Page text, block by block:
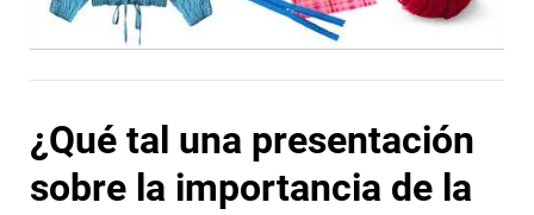
¿Qué tal una presentación
sobre la importancia de la